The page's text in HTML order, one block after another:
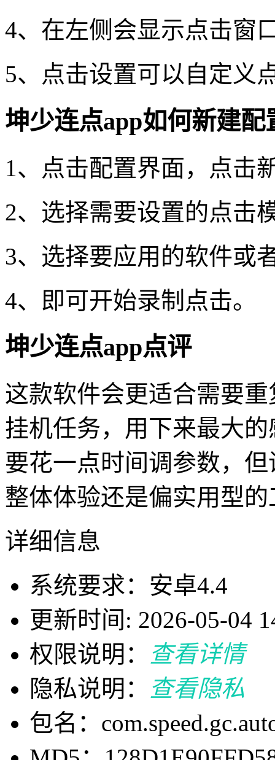
4、在左侧会显示点击窗
5、点击设置可以自定义
坤少连点app如何新建配
1、点击配置界面，点击
2、选择需要设置的点击
3、选择要应用的软件或
4、即可开始录制点击。
坤少连点app点评
这款软件会更适合需要
挂机任务，用下来最大
要花一点时间调参数，
整体体验还是偏实用型的
详细信息
系统要求：安卓4.4
更新时间: 2026-05-04
权限说明：
查看详情
隐私说明：
查看隐私
包名：